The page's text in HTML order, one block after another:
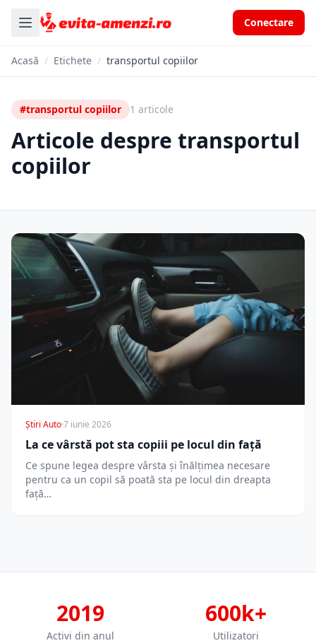
Conectare
Acasă / Etichete / transportul copiilor
#transportul copiilor 1 articole
Articole despre transportul
copiilor
Știri Auto·7 iunie 2026
La ce vârstă pot sta copiii pe locul din față
Ce spune legea despre vârsta și înălțimea necesare
pentru ca un copil să poată sta pe locul din dreapta
față…
2019
Activi din anul
600k+
Utilizatori